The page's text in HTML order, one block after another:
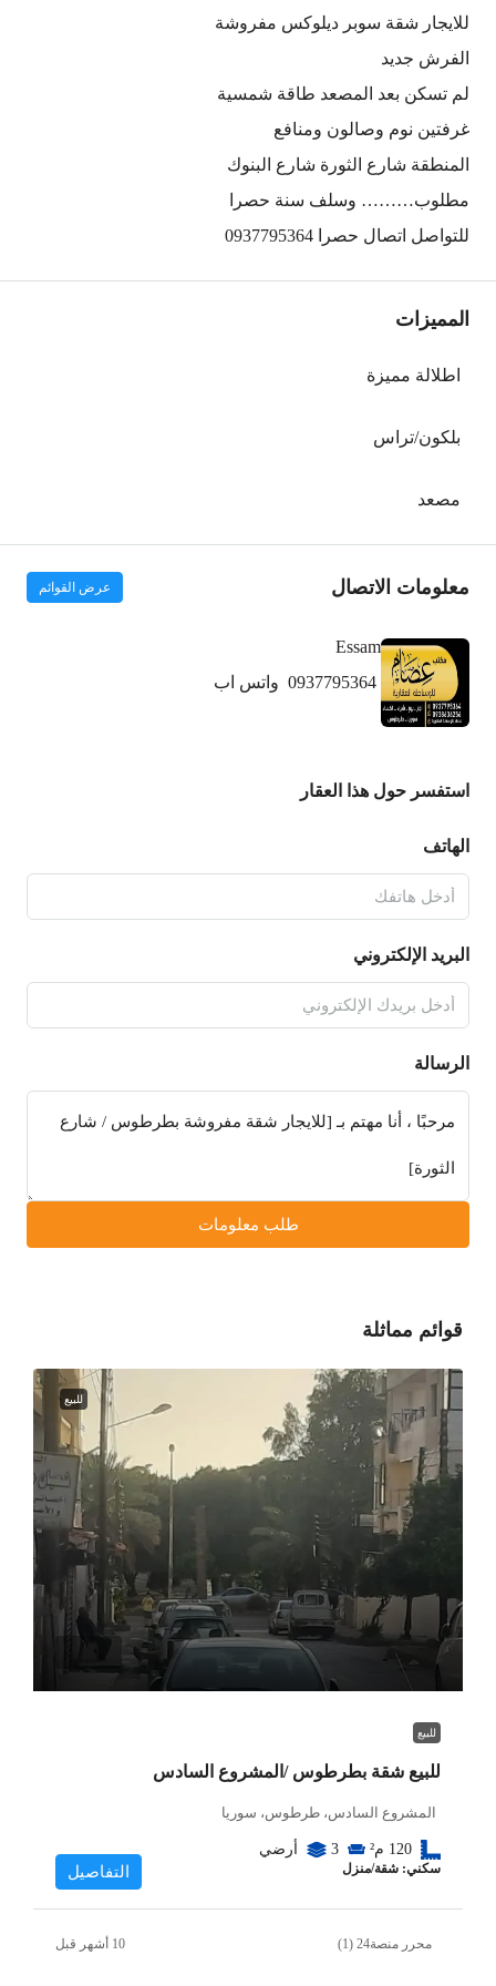
للايجار شقة سوبر ديلوكس مفروشة
الفرش جديد
لم تسكن بعد المصعد طاقة شمسية
غرفتين نوم وصالون ومنافع
المنطقة شارع الثورة شارع البنوك
مطلوب……… وسلف سنة حصرا
للتواصل اتصال حصرا 0937795364
المميزات
اطلالة مميزة
بلكون/تراس
مصعد
معلومات الاتصال عرض القوائم
Essam
0937795364 واتس اب
استفسر حول هذا العقار
الهاتف
البريد الإلكتروني
الرسالة
طلب معلومات
قوائم مماثلة
للبيع
للبيع
للبيع شقة بطرطوس /المشروع السادس
المشروع السادس، طرطوس، سوريا
120 م² 3 أرضي
سكني: شقة/منزل التفاصيل
محرر منصة24 (1)